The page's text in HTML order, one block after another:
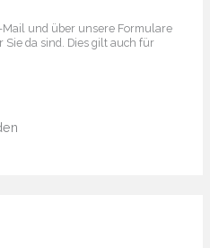
Mail und über unsere Formulare
da sind. Dies gilt auch für